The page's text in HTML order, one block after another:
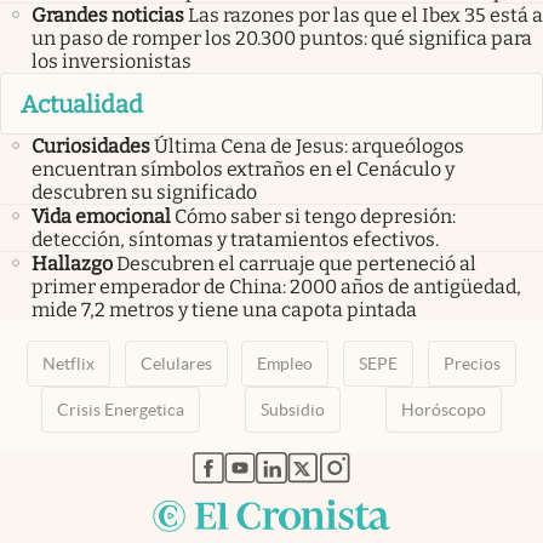
Grandes noticiasLas razones por las que el Ibex 35 está a
un paso de romper los 20.300 puntos: qué significa para
los inversionistas
Actualidad
CuriosidadesÚltima Cena de Jesus: arqueólogos
encuentran símbolos extraños en el Cenáculo y
descubren su significado
Vida emocional Cómo saber si tengo depresión:
detección, síntomas y tratamientos efectivos.
HallazgoDescubren el carruaje que perteneció al
primer emperador de China: 2000 años de antigüedad,
mide 7,2 metros y tiene una capota pintada
Netflix Celulares Empleo SEPE Precios
Crisis Energetica Subsidio Horóscopo
abre en nueva pestaña
abre en nueva pestaña
abre en nueva pestaña
abre en nueva pestaña
abre en nueva pestaña